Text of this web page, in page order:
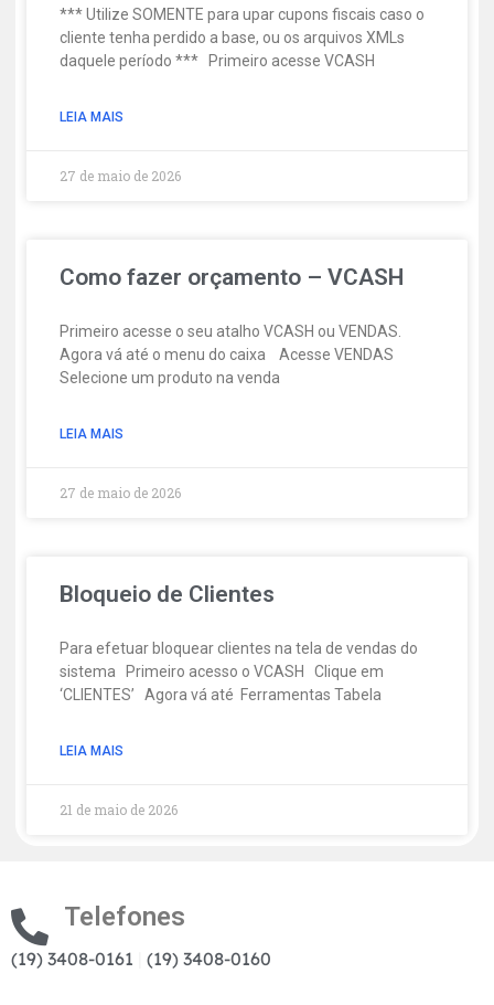
*** Utilize SOMENTE para upar cupons fiscais caso o
cliente tenha perdido a base, ou os arquivos XMLs
daquele período *** Primeiro acesse VCASH
LEIA MAIS
27 de maio de 2026
Como fazer orçamento – VCASH
Primeiro acesse o seu atalho VCASH ou VENDAS.
Agora vá até o menu do caixa Acesse VENDAS
Selecione um produto na venda
LEIA MAIS
27 de maio de 2026
Bloqueio de Clientes
Para efetuar bloquear clientes na tela de vendas do
sistema Primeiro acesso o VCASH Clique em
‘CLIENTES’ Agora vá até Ferramentas Tabela
LEIA MAIS
21 de maio de 2026
Telefones
(19) 3408-0161 (19) 3408-0160